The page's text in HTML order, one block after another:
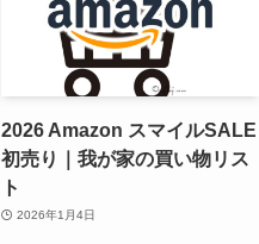
2026 Amazon スマイルSALE
初売り｜我が家の買い物リス
ト
2026年1月4日